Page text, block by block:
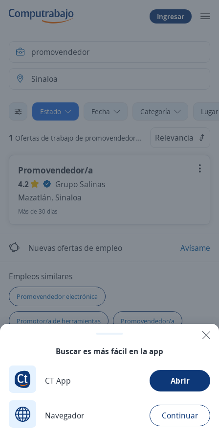
Ingresar
Estado Fecha Categoría
1 Ofertas de trabajo de promovendedor en Sinaloa Relevancia
Promovendedor/a
4.2
Grupo Salinas
Mazatlán, Sinaloa
Más de 30 días
Nuevas ofertas de empleo Avísame
Empleos similares
Promovendedor electrónica
Promotor/a de herramientas Promovendedor/a
Buscar es más fácil en la app
CT App Abrir
Navegador Continuar